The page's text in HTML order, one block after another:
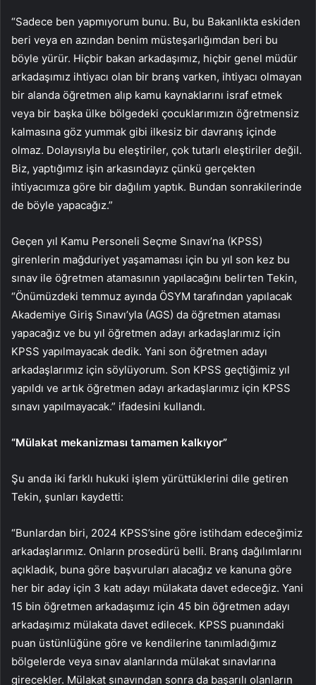
“Sadece ben yapmıyorum bunu. Bu, bu Bakanlıkta eskiden
beri veya en azından benim müsteşarlığımdan beri bu
böyle yürür. Hiçbir bakan arkadaşımız, hiçbir genel müdür
arkadaşımız ihtiyacı olan bir branş varken, ihtiyacı olmayan
bir alanda öğretmen alıp kamu kaynaklarını israf etmek
veya bir başka ülke bölgedeki çocuklarımızın öğretmensiz
kalmasına göz yummak gibi ilkesiz bir davranış içinde
olmaz. Dolayısıyla bu eleştiriler, çok tutarlı eleştiriler değil.
Biz, yaptığımız işin arkasındayız çünkü gerçekten
ihtiyacımıza göre bir dağılım yaptık. Bundan sonrakilerinde
de böyle yapacağız.”
Geçen yıl Kamu Personeli Seçme Sınavı’na (KPSS)
girenlerin mağduriyet yaşamaması için bu yıl son kez bu
sınav ile öğretmen atamasının yapılacağını belirten Tekin,
“Önümüzdeki temmuz ayında ÖSYM tarafından yapılacak
Akademiye Giriş Sınavı’yla (AGS) da öğretmen ataması
yapacağız ve bu yıl öğretmen adayı arkadaşlarımız için
KPSS yapılmayacak dedik. Yani son öğretmen adayı
arkadaşlarımız için söylüyorum. Son KPSS geçtiğimiz yıl
yapıldı ve artık öğretmen adayı arkadaşlarımız için KPSS
sınavı yapılmayacak.” ifadesini kullandı.
“Mülakat mekanizması tamamen kalkıyor”
Şu anda iki farklı hukuki işlem yürüttüklerini dile getiren
Tekin, şunları kaydetti:
“Bunlardan biri, 2024 KPSS’sine göre istihdam edeceğimiz
arkadaşlarımız. Onların prosedürü belli. Branş dağılımlarını
açıkladık, buna göre başvuruları alacağız ve kanuna göre
her bir aday için 3 katı adayı mülakata davet edeceğiz. Yani
15 bin öğretmen arkadaşımız için 45 bin öğretmen adayı
arkadaşımız mülakata davet edilecek. KPSS puanındaki
puan üstünlüğüne göre ve kendilerine tanımladığımız
bölgelerde veya sınav alanlarında mülakat sınavlarına
girecekler. Mülakat sınavından sonra da başarılı olanların